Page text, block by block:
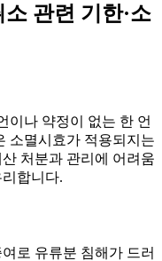
관련 기한·소
이나 약정이 없는 한 언
소멸시효가 적용되지는
처분과 관리에 어려움
합니다.
로 유류분 침해가 드러